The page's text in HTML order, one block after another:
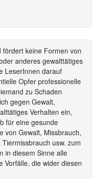
fördert keine Formen von
anderes gewalttätiges
LeserInnen darauf
Opfer professionelle
zu Schaden
gegen Gewalt,
Verhalten ein,
für eine gesunde
von Gewalt, Missbrauch,
usw. zum
in diesem Sinne alle
Vorfälle, die wider diesen